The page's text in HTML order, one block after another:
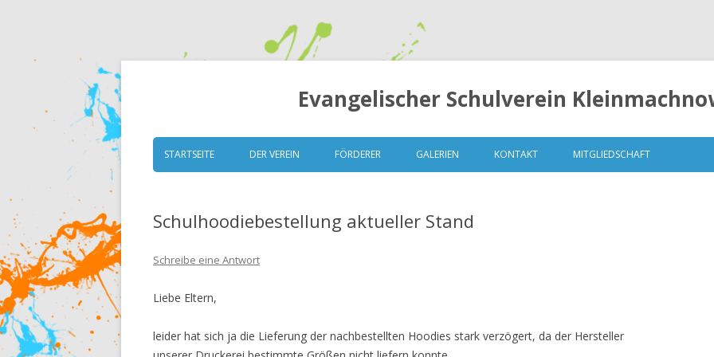
Evangelischer Schulverein
Springe
zum
STARTSEITE DER VEREIN
GRUNDSÄTZE
MITGLIEDERVERSAMMLUNG 2015
FÖRDERER GALERIEN KONTAKT MITGLIEDSCHAFT
Schulhoodiebestellung aktueller Stand
Schreibe eine Antwort
Liebe Eltern,
leider hat sich ja die Lieferung der nachbestellten Hoodies stark verzögert, da der Hersteller